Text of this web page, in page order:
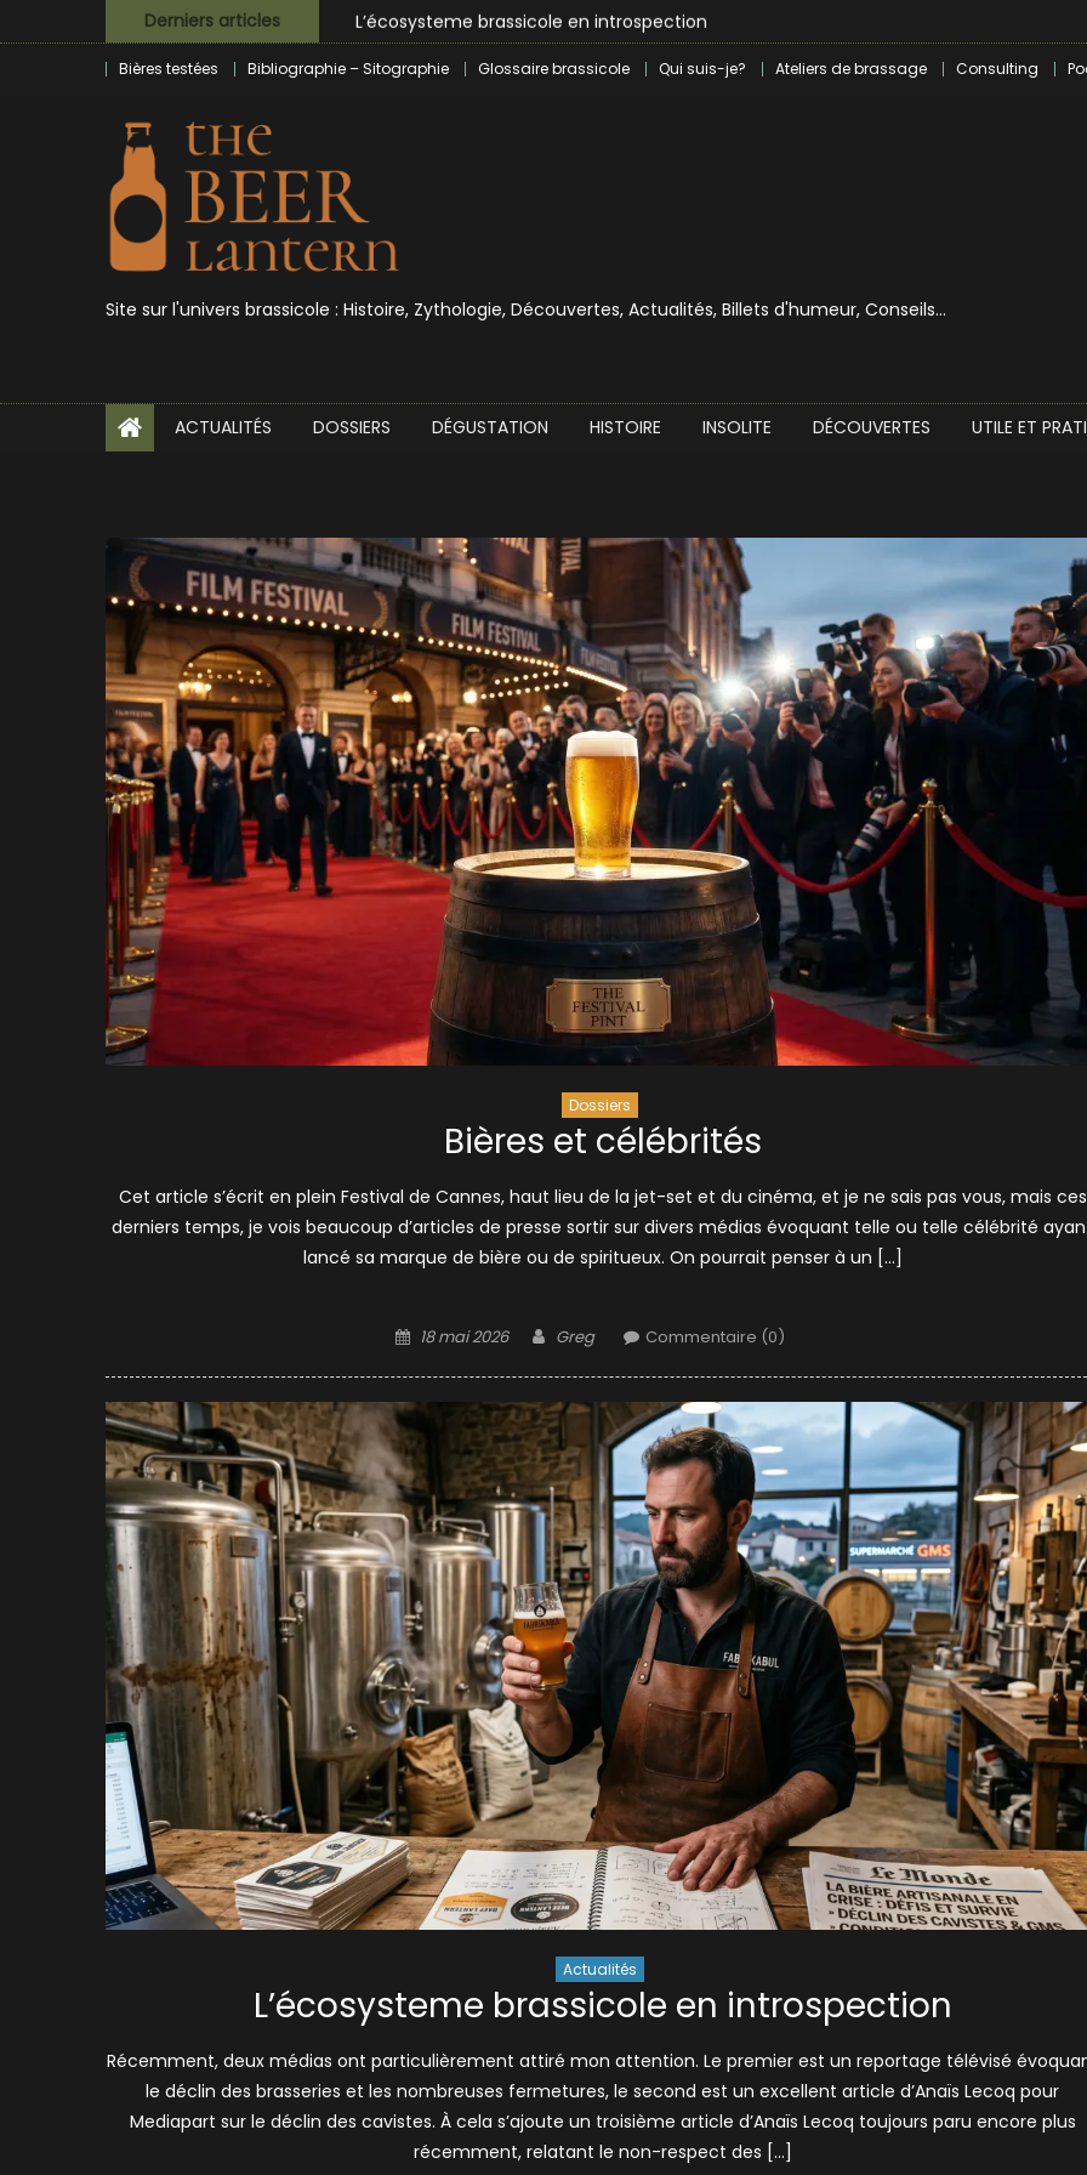
to
Derniers articles
L’écosysteme brassicole en introspection
Zoumaï : pionnier de la révolution craft à Marseille
L’intelligence artificielle dans le milieu brassicole
Bières testées Bibliographie – Sitographie Glossaire brassicole Qui suis-je? Ateliers de brassage Consulting
Site sur l'univers brassicole : Histoire, Zythologie, Découvertes, Actualités, Billets d'humeur, Conseils…
ACTUALITÉS DOSSIERS DÉGUSTATION HISTOIRE INSOLITE DÉCOUVERTES UTILE ET
Dossiers
Bières et célébrités
Cet article s’écrit en plein Festival de Cannes, haut lieu de la jet-set et du cinéma, et je ne sais pas vous, mais ces
derniers temps, je vois beaucoup d’articles de presse sortir sur divers médias évoquant telle ou telle célébrité
lancé sa marque de bière ou de spiritueux. On pourrait penser à un […]
Posted
18 mai 2026 Author
Greg Commentaire (0)
Actualités
L’écosysteme brassicole en introspection
Récemment, deux médias ont particulièrement attiré mon attention. Le premier est un reportage télévisé
le déclin des brasseries et les nombreuses fermetures, le second est un excellent article d’Anaïs Lecoq pour
Mediapart sur le déclin des cavistes. À cela s’ajoute un troisième article d’Anaïs Lecoq toujours paru encore plus
récemment, relatant le non-respect des […]